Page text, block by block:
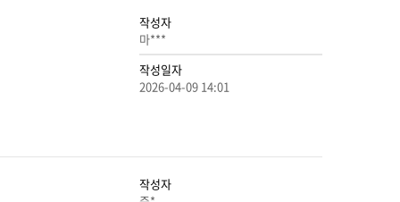
작성자
마***
작성일자
2026-04-09 14:01
작성자